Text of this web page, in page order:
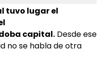
tuvo lugar el
capital. Desde ese
no se habla de otra